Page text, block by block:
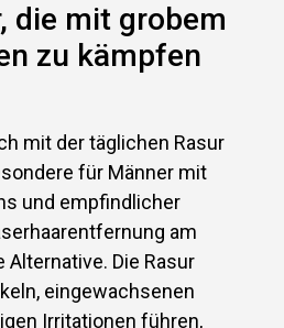
die mit grobem
zu kämpfen
mit der täglichen Rasur
für Männer mit
und empfindlicher
am
Alternative. Die Rasur
eingewachsenen
Irritationen führen,